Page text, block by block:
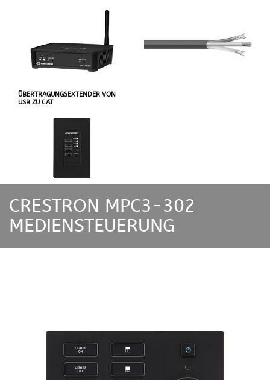
ÜBERTRAGUNGSEXTENDER VON
USB ZU CAT
CRESTRON MPC3-302
MEDIENSTEUERUNG